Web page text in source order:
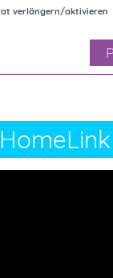
verlängern/aktivieren